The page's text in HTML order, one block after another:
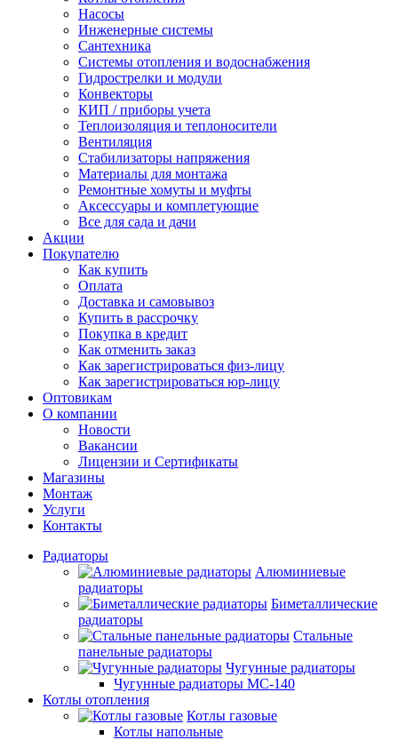
Насосы
Инженерные системы
Сантехника
Системы отопления и водоснабжения
Гидрострелки и модули
Конвекторы
КИП / приборы учета
Теплоизоляция и теплоносители
Вентиляция
Стабилизаторы напряжения
Материалы для монтажа
Ремонтные хомуты и муфты
Аксессуары и комплетующие
Все для сада и дачи
Акции
Покупателю
Как купить
Оплата
Доставка и самовывоз
Купить в рассрочку
Покупка в кредит
Как отменить заказ
Как зарегистрироваться физ-лицу
Как зарегистрироваться юр-лицу
Оптовикам
О компании
Новости
Вакансии
Лицензии и Сертификаты
Магазины
Монтаж
Услуги
Контакты
Радиаторы
Алюминиевые
радиаторы
Биметаллические
радиаторы
Стальные
панельные радиаторы
Чугунные радиаторы
Чугунные радиаторы МС-140
Котлы отопления
Котлы газовые
Котлы напольные